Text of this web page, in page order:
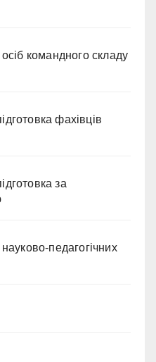
командного складу
фахівців
за
педагогічних